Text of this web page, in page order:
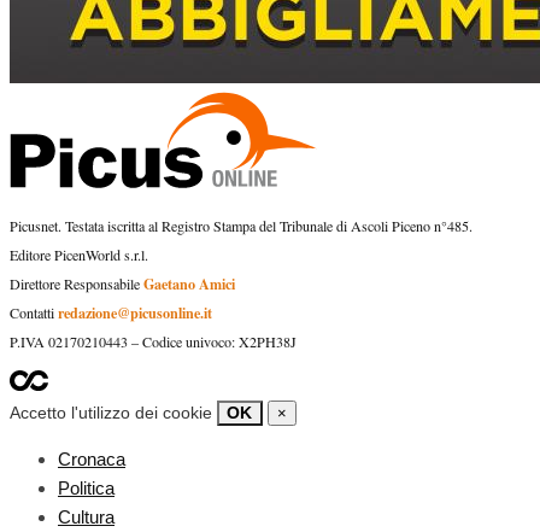
Picusnet. Testata iscritta al Registro Stampa del Tribunale di Ascoli Piceno n°485.
Editore PicenWorld s.r.l.
Direttore ResponsabileGaetano Amici
Contattiredazione@picusonline.it
P.IVA 02170210443 – Codice univoco: X2PH38J
Accetto l'utilizzo dei cookie OK ×
Cronaca
Politica
Cultura